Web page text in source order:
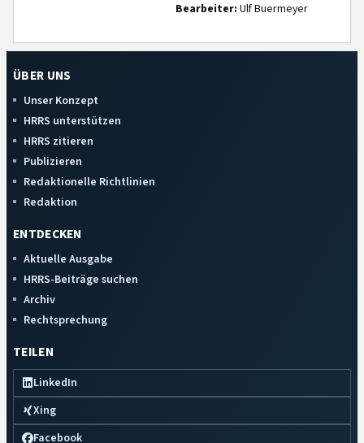
Bearbeiter: Ulf Buermeyer
ÜBER UNS
Unser Konzept
HRRS unterstützen
HRRS zitieren
Publizieren
Redaktionelle Richtlinien
Redaktion
ENTDECKEN
Aktuelle Ausgabe
HRRS-Beiträge suchen
Archiv
Rechtsprechung
TEILEN
LinkedIn
Xing
Facebook